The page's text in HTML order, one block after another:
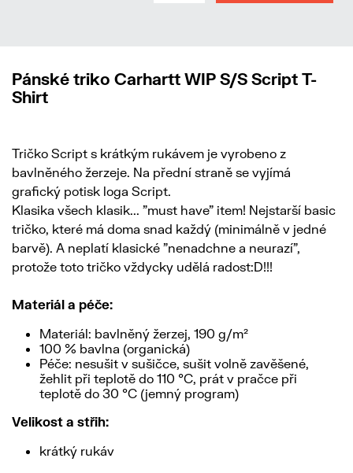
Pánské triko Carhartt WIP S/S Script T-
Shirt
Tričko Script s krátkým rukávem je vyrobeno z
bavlněného žerzeje. Na přední straně se vyjímá
grafický potisk loga Script.
Klasika všech klasik... "must have" item! Nejstarší basic
tričko, které má doma snad každý (minimálně v jedné
barvě). A neplatí klasické "nenadchne a neurazí",
protože toto tričko vždycky udělá radost:D!!!
Materiál a péče:
Materiál: bavlněný žerzej, 190 g/m²
100 % bavlna (organická)
Péče: nesušit v sušičce, sušit volně zavěšené,
žehlit při teplotě do 110 °C, prát v pračce při
teplotě do 30 °C (jemný program)
Velikost a střih:
krátký rukáv